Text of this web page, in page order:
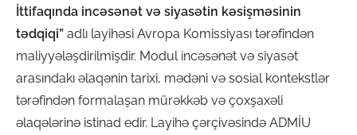
İttifaqında incəsənət və siyasətin kəsişməsinin
tədqiqi” adlı layihəsi Avropa Komissiyası tərəfindən
maliyyələşdirilmişdir. Modul incəsənət və siyasət
arasındakı əlaqənin tarixi, mədəni və sosial kontekstlər
tərəfindən formalaşan mürəkkəb və çoxşaxəli
əlaqələrinə istinad edir. Layihə çərçivəsində ADMİU